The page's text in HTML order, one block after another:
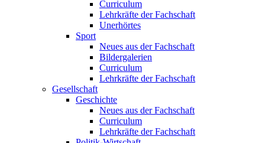
Curriculum
Lehrkräfte der Fachschaft
Unerhörtes
Sport
Neues aus der Fachschaft
Bildergalerien
Curriculum
Lehrkräfte der Fachschaft
Gesellschaft
Geschichte
Neues aus der Fachschaft
Curriculum
Lehrkräfte der Fachschaft